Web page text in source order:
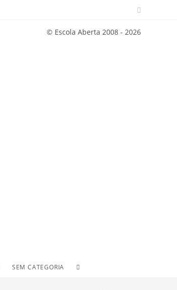
© Escola Aberta 2008 - 2026
SEM CATEGORIA TOGGLE